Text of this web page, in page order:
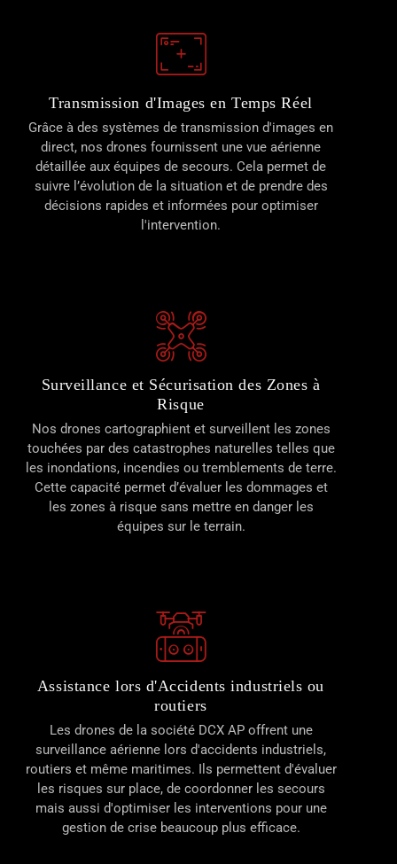
Transmission d'Images en Temps Réel
Grâce à des systèmes de transmission d'images en
direct, nos drones fournissent une vue aérienne
détaillée aux équipes de secours. Cela permet de
suivre l’évolution de la situation et de prendre des
décisions rapides et informées pour optimiser
l'intervention.
Surveillance et Sécurisation des Zones à
Risque
Nos drones cartographient et surveillent les zones
touchées par des catastrophes naturelles telles que
les inondations, incendies ou tremblements de terre.
Cette capacité permet d’évaluer les dommages et
les zones à risque sans mettre en danger les
équipes sur le terrain.
Assistance lors d'Accidents industriels ou
routiers
Les drones de la société DCX AP offrent une
surveillance aérienne lors d'accidents industriels,
routiers et même maritimes. Ils permettent d'évaluer
les risques sur place, de coordonner les secours
mais aussi d'optimiser les interventions pour une
gestion de crise beaucoup plus efficace.